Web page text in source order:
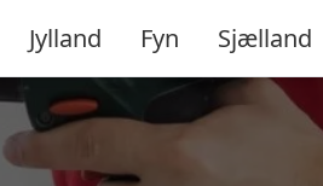
Jylland Fyn Sjælland